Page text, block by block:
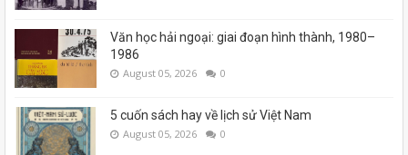
Văn học hải ngoại: giai đoạn hình thành, 1980–
1986
August 05, 2026 0
5 cuốn sách hay về lịch sử Việt Nam
August 05, 2026 0